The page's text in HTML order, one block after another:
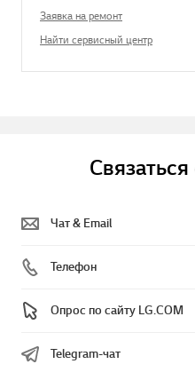
Заявка на ремонт
Найти сервисный центр
Чат & Email
Телефон
Опрос по сайту LG.COM
Telegram-чат